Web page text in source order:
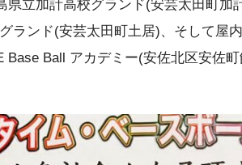
県立加計高校グランド(安芸太田町加
ランド(安芸太田町土居)、そして屋
Base Ball アカデミー(安佐北区安佐